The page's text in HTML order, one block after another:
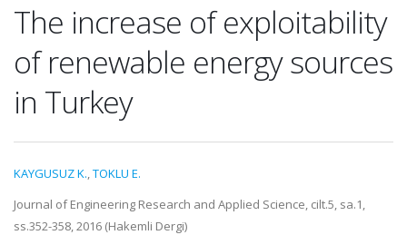
The increase of exploitability
of renewable energy sources
in Turkey
KAYGUSUZ K.,TOKLU E.
Journal of Engineering Research and Applied Science, cilt.5, sa.1,
ss.352-358, 2016 (Hakemli Dergi)